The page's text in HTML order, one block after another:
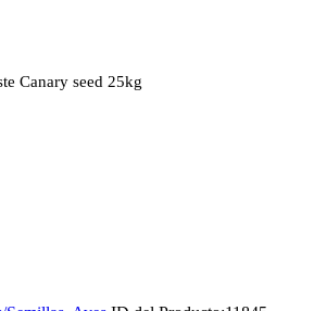
Canary seed 25kg